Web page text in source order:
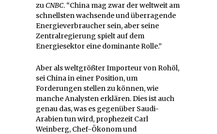
zuCNBC. “China mag zwar der weltweit am
schnellsten wachsende und überragende
Energieverbraucher sein, aber seine
Zentralregierung spielt auf dem
Energiesektor eine dominante Rolle.”
Aber als weltgrößter Importeur von Rohöl,
sei China in einer Position, um
Forderungen stellen zu können, wie
manche Analysten erklären. Dies ist auch
genau das, was es gegenüber Saudi-
Arabien tun wird, prophezeit Carl
Weinberg, Chef-Ökonom und